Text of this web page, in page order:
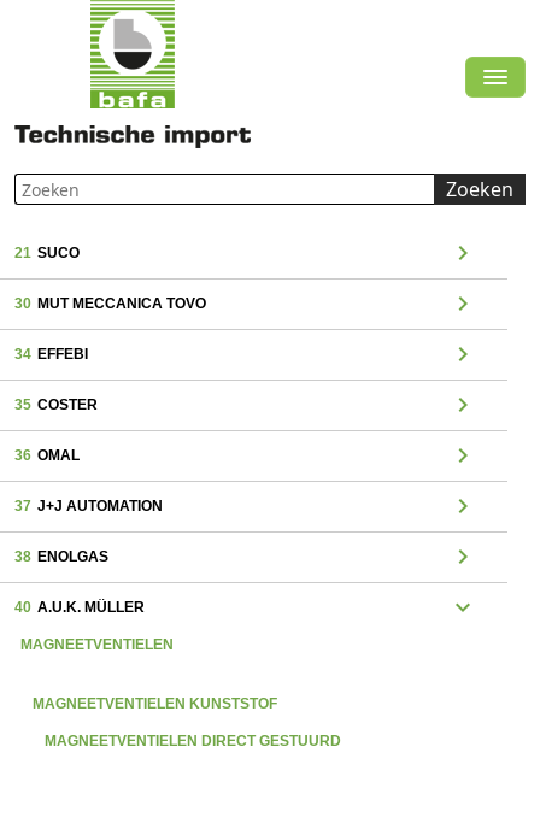
Zoeken
21 SUCO chevron_right
30 MUT MECCANICA TOVO chevron_right
34 EFFEBI chevron_right
35 COSTER chevron_right
36 OMAL chevron_right
37 J+J AUTOMATION chevron_right
38 ENOLGAS chevron_right
40 A.U.K. MÜLLER expand_more
MAGNEETVENTIELEN
MAGNEETVENTIELEN KUNSTSTOF
MAGNEETVENTIELEN DIRECT GESTUURD